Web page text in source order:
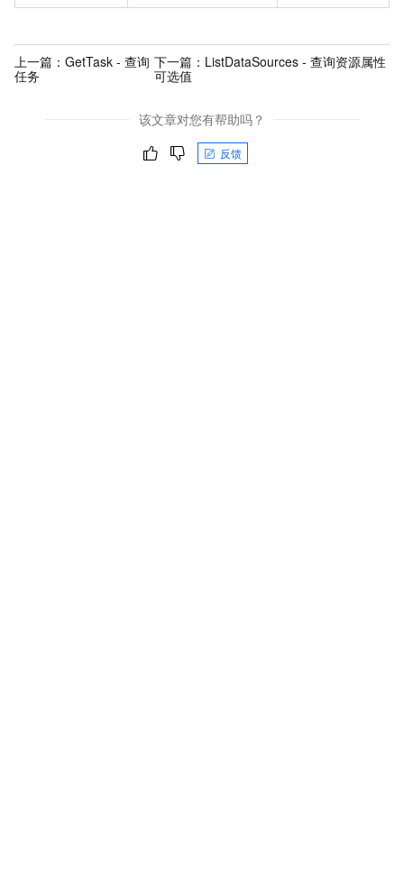
上一篇： GetTask - 查询
任务
下一篇： ListDataSources - 查询资源属性
可选值
该文章对您有帮助吗？
反馈